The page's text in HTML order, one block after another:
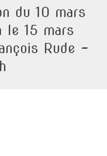
du 10 mars
le 15 mars
Rude –